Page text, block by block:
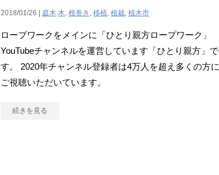
2018/01/26 | 庭木 木, 根巻き , 移植, 植栽, 植木市
ロープワークをメインに「ひとり親方ロープワーク」
YouTubeチャンネルを運営しています「ひとり親方」で
す。 2020年チャンネル登録者は4万人を超え多くの方に
ご視聴いただいています。
続きを見る